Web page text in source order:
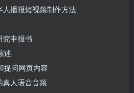
播报短视频制作方法
究申报书
述
提问网页内容
真人语音音频